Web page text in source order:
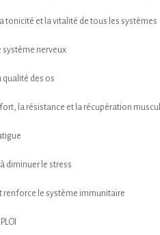
tonicité et la vitalité de tous les systèmes
système nerveux
qualité des os
la résistance et la récupération
diminuer le stress
renforce le système immunitaire